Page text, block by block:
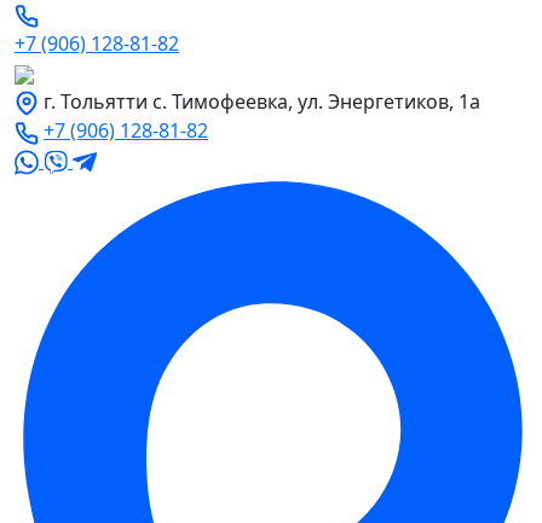
+7 (906) 128-81-82
г. Тольятти с. Тимофеевка, ул. Энергетиков, 1а
+7 (906) 128-81-82